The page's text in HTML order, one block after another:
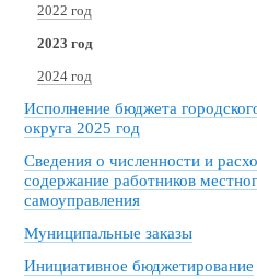
2022 год
2023 год
2024 год
Исполнение бюджета
округа 2025 год
Сведения о численности и
содержание работников
самоуправления
Муниципальные заказы
Инициативное бюджетирование